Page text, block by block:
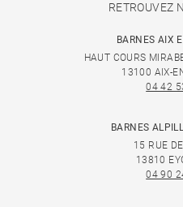
RETROUVEZ
BARNES AIX
HAUT COURS
13100 AIX-
04 42
BARNES
15 RUE
13810
04 90